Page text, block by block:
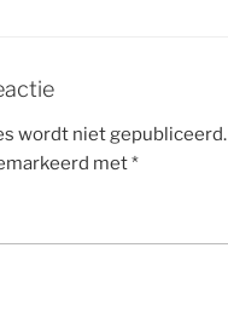
wordt niet gepubliceerd.
met*